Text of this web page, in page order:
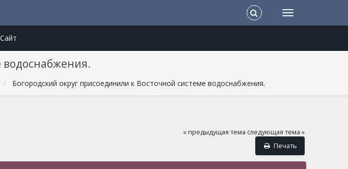
Сайт
водоснабжения.
Богородский округ присоединили к Восточной системе водоснабжения.
« предыдущая тема следующая тема »
Печать